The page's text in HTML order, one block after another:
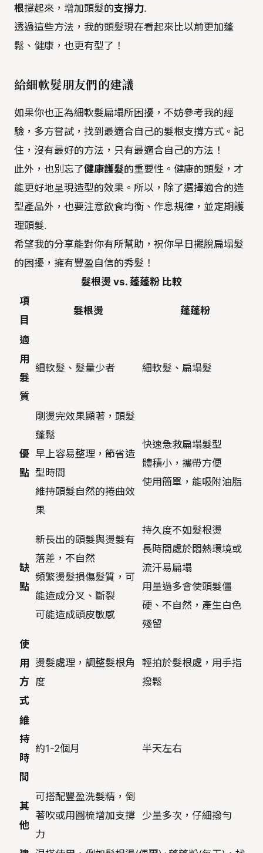
根撐起來，增加頭髮的支撐力.
透過這些方法，我的頭髮現在看起來比以前更加蓬
鬆、健康，也更有型了！
給細軟髮朋友們的建議
如果你也正為細軟髮扁塌所困擾，不妨參考我的經
驗，多方嘗試，找到最適合自己的髮根支撐方式。記
住，沒有最好的方法，只有最適合自己的方法！
此外，也別忘了健康護髮的重要性。健康的頭髮，才
能更好地呈現造型的效果。所以，除了選擇適合的造
型產品外，也要注意飲食均衡、作息規律，並定期護
理頭髮.
希望我的分享能對你有所幫助，祝你早日擺脫扁塌髮
的困擾，擁有豐盈自信的秀髮！
髮根燙 vs. 蓬蓬粉 比較
項
目
髮根燙 蓬蓬粉
適
用
髮
質
細軟髮、髮量少者 細軟髮、扁塌髮
優
點
剛燙完效果顯著，頭髮
蓬鬆
早上容易整理，節省造
型時間
維持頭髮自然的捲曲效
果
快速急救扁塌髮型
體積小，攜帶方便
使用簡單，能吸附油脂
缺
點
新長出的頭髮與燙髮有
落差，不自然
頻繁燙髮損傷髮質，可
能造成分叉、斷裂
可能造成頭皮敏感
持久度不如髮根燙
長時間處於悶熱環境或
流汗易扁塌
用量過多會使頭髮僵
硬、不自然，產生白色
殘留
使
用
方
式
燙髮處理，調整髮根角
度
輕拍於髮根處，用手指
撥鬆
維
持
時
間
約1-2個月 半天左右
其
他
可搭配豐盈洗髮精，倒
著吹或用圓梳增加支撐
力
少量多次，仔細撥勻